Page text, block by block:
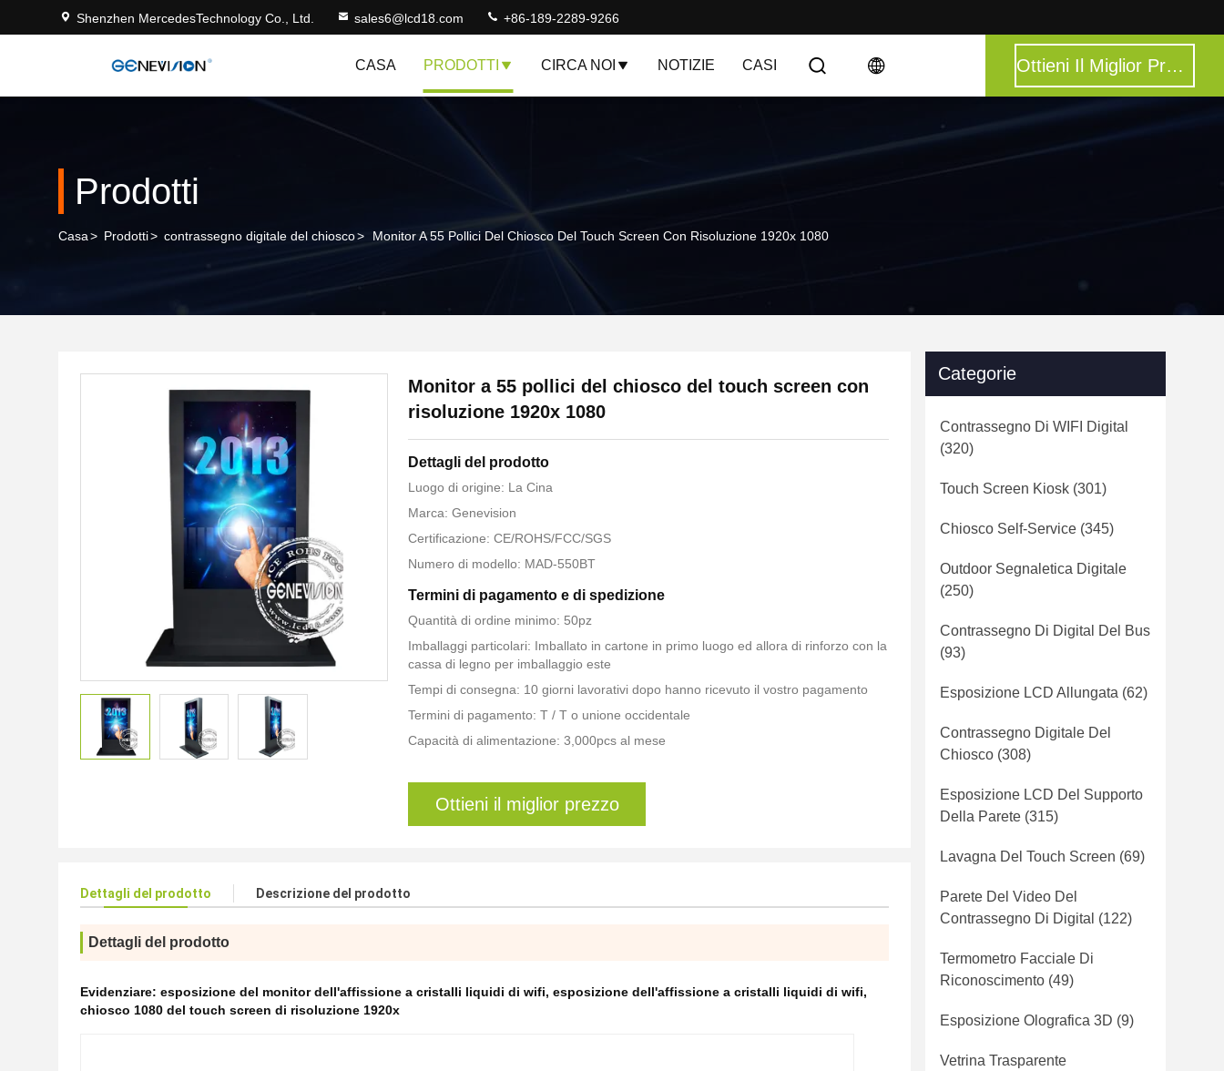
Shenzhen MercedesTechnology Co., Ltd. sales6@lcd18.com +86-189-2289-9266
CASA PRODOTTI CIRCA NOI NOTIZIE CASI Ottieni Il Miglior Prezzo
Prodotti
Casa> Prodotti> contrassegno digitale del chiosco> Monitor A 55 Pollici Del Chiosco Del Touch Screen Con Risoluzione 1920x 1080
Monitor a 55 pollici del chiosco del touch screen con
risoluzione 1920x 1080
Dettagli del prodotto
Luogo di origine: La Cina
Marca: Genevision
Certificazione: CE/ROHS/FCC/SGS
Numero di modello: MAD-550BT
Termini di pagamento e di spedizione
Quantità di ordine minimo: 50pz
Imballaggi particolari: Imballato in cartone in primo luogo ed allora di rinforzo con la
cassa di legno per imballaggio este
Tempi di consegna: 10 giorni lavorativi dopo hanno ricevuto il vostro pagamento
Termini di pagamento: T / T o unione occidentale
Capacità di alimentazione: 3,000pcs al mese
Ottieni il miglior prezzo
Dettagli del prodotto Descrizione del prodotto
Dettagli del prodotto
Evidenziare: esposizione del monitor dell'affissione a cristalli liquidi di wifi, esposizione dell'affissione a cristalli liquidi di wifi,
chiosco 1080 del touch screen di risoluzione 1920x
Categorie
Contrassegno Di WIFI Digital
(320)
Touch Screen Kiosk (301)
Chiosco Self-Service (345)
Outdoor Segnaletica Digitale
(250)
Contrassegno Di Digital Del Bus
(93)
Esposizione LCD Allungata (62)
Contrassegno Digitale Del
Chiosco (308)
Esposizione LCD Del Supporto
Della Parete (315)
Lavagna Del Touch Screen (69)
Parete Del Video Del
Contrassegno Di Digital (122)
Termometro Facciale Di
Riconoscimento (49)
Esposizione Olografica 3D (9)
Vetrina Trasparente